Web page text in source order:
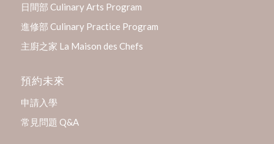
日間部 Culinary Arts Program
進修部 Culinary Practice Program
主廚之家 La Maison des Chefs
預約未來
申請入學
常見問題 Q&A